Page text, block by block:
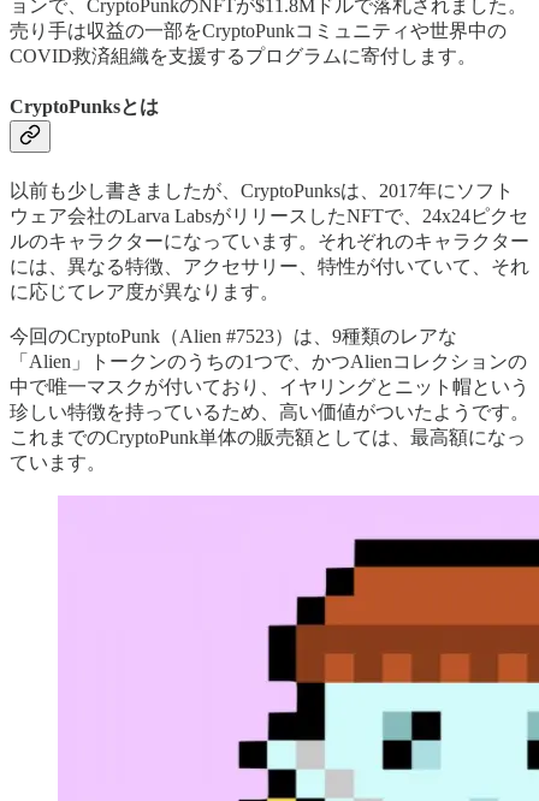
ョンで、CryptoPunkのNFTが$11.8Mドルで落札されました。
売り手は収益の一部をCryptoPunkコミュニティや世界中の
COVID救済組織を支援するプログラムに寄付します。
CryptoPunksとは
以前も少し書きましたが、CryptoPunksは、2017年にソフト
ウェア会社のLarva LabsがリリースしたNFTで、24x24ピクセ
ルのキャラクターになっています。それぞれのキャラクター
には、異なる特徴、アクセサリー、特性が付いていて、それ
に応じてレア度が異なります。
今回のCryptoPunk（Alien #7523）は、9種類のレアな
「Alien」トークンのうちの1つで、かつAlienコレクションの
中で唯一マスクが付いており、イヤリングとニット帽という
珍しい特徴を持っているため、高い価値がついたようです。
これまでのCryptoPunk単体の販売額としては、最高額になっ
ています。